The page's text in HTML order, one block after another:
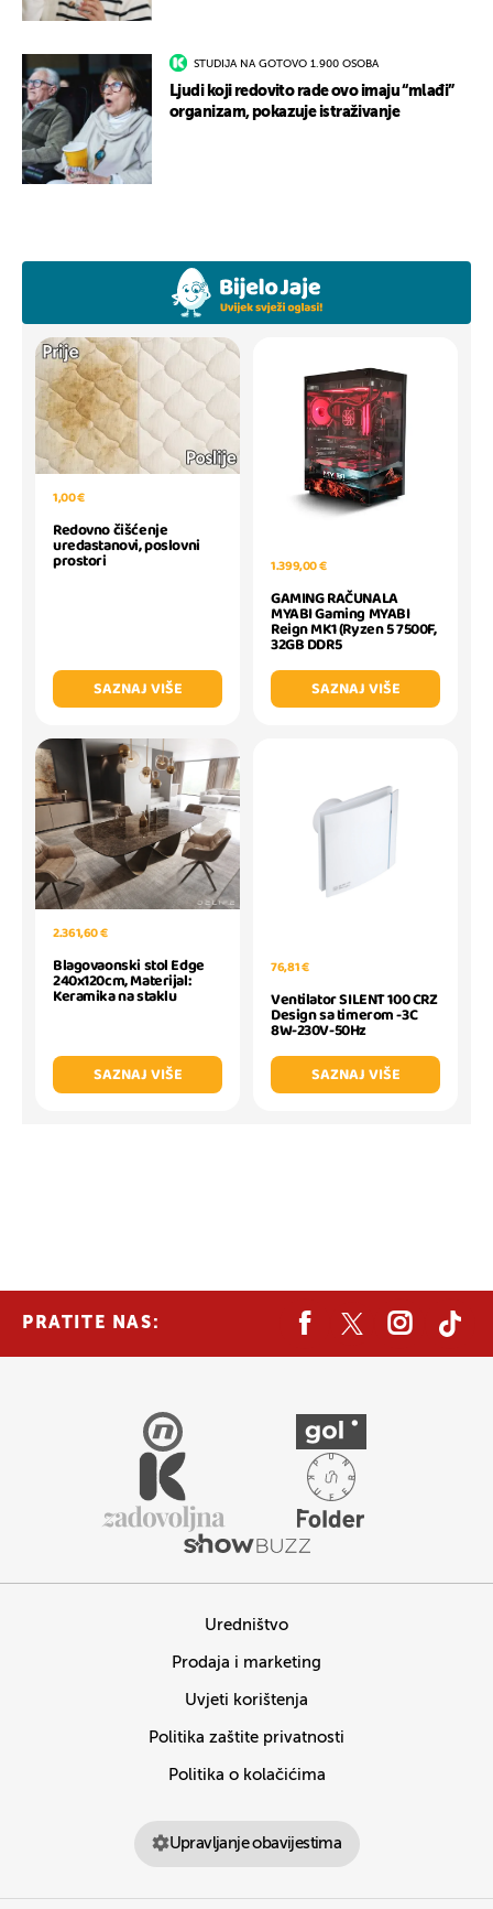
STUDIJA NA GOTOVO 1.900 OSOBA
Ljudi koji redovito rade ovo imaju “mlađi”
organizam, pokazuje istraživanje
1,00 €
Redovno čišćenje
uredastanovi, poslovni
prostori
SAZNAJ VIŠE
1.399,00 €
GAMING RAČUNALA
MYABI Gaming MYABI
Reign MK1 (Ryzen 5 7500F,
32GB DDR5
SAZNAJ VIŠE
2.361,60 €
Blagovaonski stol Edge
240x120cm, Materijal:
Keramika na staklu
SAZNAJ VIŠE
76,81 €
Ventilator SILENT 100 CRZ
Design sa timerom -3C
8W-230V-50Hz
SAZNAJ VIŠE
PRATITE NAS:
Uredništvo
Prodaja i marketing
Uvjeti korištenja
Politika zaštite privatnosti
Politika o kolačićima
Upravljanje obavijestima